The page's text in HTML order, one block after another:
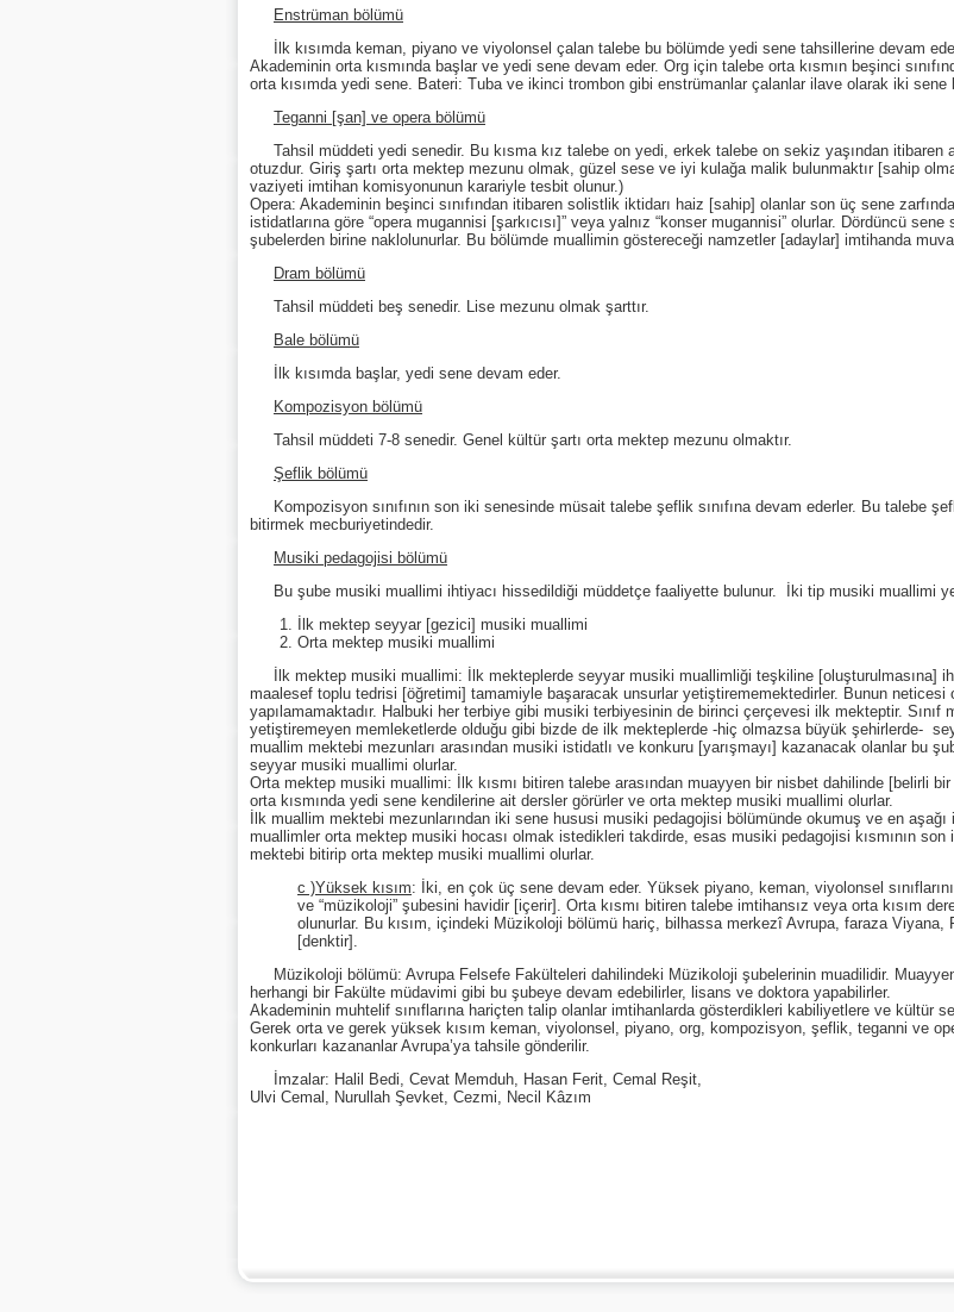
Enstrüman bölümü
İlk kısımda keman, piyano ve viyolonsel çalan talebe bu bölümde yedi sene tahsillerine devam
Akademinin orta kısmında başlar ve yedi sene devam eder. Org için talebe orta kısmın beşinci
orta kısımda yedi sene. Bateri: Tuba ve ikinci trombon gibi enstrümanlar çalanlar ilave olarak iki sene
Teganni [şan] ve opera bölümü
Tahsil müddeti yedi senedir. Bu kısma kız talebe on yedi, erkek talebe on sekiz yaşından itibaren
otuzdur. Giriş şartı orta mektep mezunu olmak, güzel sese ve iyi kulağa malik bulunmaktır [sahip
vaziyeti imtihan komisyonunun karariyle tesbit olunur.)
Opera: Akademinin beşinci sınıfından itibaren solistlik iktidarı haiz [sahip] olanlar son üç sene
istidatlarına göre “opera mugannisi [şarkıcısı]” veya yalnız “konser mugannisi” olurlar. Dördüncü
şubelerden birine naklolunurlar. Bu bölümde muallimin göstereceği namzetler [adaylar] imtihanda
Dram bölümü
Tahsil müddeti beş senedir. Lise mezunu olmak şarttır.
Bale bölümü
İlk kısımda başlar, yedi sene devam eder.
Kompozisyon bölümü
Tahsil müddeti 7-8 senedir. Genel kültür şartı orta mektep mezunu olmaktır.
Şeflik bölümü
Kompozisyon sınıfının son iki senesinde müsait talebe şeflik sınıfına devam ederler. Bu talebe
bitirmek mecburiyetindedir.
Musiki pedagojisi bölümü
Bu şube musiki muallimi ihtiyacı hissedildiği müddetçe faaliyette bulunur. İki tip musiki muallimi
İlk mektep seyyar [gezici] musiki muallimi
Orta mektep musiki muallimi
İlk mektep musiki muallimi: İlk mekteplerde seyyar musiki muallimliği teşkiline [oluşturulmasına]
maalesef toplu tedrisi [öğretimi] tamamiyle başaracak unsurlar yetiştirememektedirler. Bunun neticesi
yapılamamaktadır. Halbuki her terbiye gibi musiki terbiyesinin de birinci çerçevesi ilk mekteptir.
yetiştiremeyen memleketlerde olduğu gibi bizde de ilk mekteplerde -hiç olmazsa büyük şehirlerde-
muallim mektebi mezunları arasından musiki istidatlı ve konkuru [yarışmayı] kazanacak olanlar bu
seyyar musiki muallimi olurlar.
Orta mektep musiki muallimi: İlk kısmı bitiren talebe arasından muayyen bir nisbet dahilinde [belirli
orta kısmında yedi sene kendilerine ait dersler görürler ve orta mektep musiki muallimi olurlar.
İlk muallim mektebi mezunlarından iki sene hususi musiki pedagojisi bölümünde okumuş ve en
muallimler orta mektep musiki hocası olmak istedikleri takdirde, esas musiki pedagojisi kısmının son
mektebi bitirip orta mektep musiki muallimi olurlar.
c )Yüksek kısım: İki, en çok üç sene devam eder. Yüksek piyano, keman, viyolonsel
ve “müzikoloji” şubesini havidir [içerir]. Orta kısmı bitiren talebe imtihansız veya orta kısım
olunurlar. Bu kısım, içindeki Müzikoloji bölümü hariç, bilhassa merkezî Avrupa, faraza Viyana,
[denktir].
Müzikoloji bölümü: Avrupa Felsefe Fakülteleri dahilindeki Müzikoloji şubelerinin muadilidir.
herhangi bir Fakülte müdavimi gibi bu şubeye devam edebilirler, lisans ve doktora yapabilirler.
Akademinin muhtelif sınıflarına hariçten talip olanlar imtihanlarda gösterdikleri kabiliyetlere ve kültür
Gerek orta ve gerek yüksek kısım keman, viyolonsel, piyano, org, kompozisyon, şeflik, teganni ve
konkurları kazananlar Avrupa’ya tahsile gönderilir.
İmzalar: Halil Bedi, Cevat Memduh, Hasan Ferit, Cemal Reşit,
Ulvi Cemal, Nurullah Şevket, Cezmi, Necil Kâzım